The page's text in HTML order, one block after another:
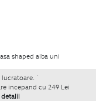
shaped alba uni
`
incepand cu 249 Lei
detalii